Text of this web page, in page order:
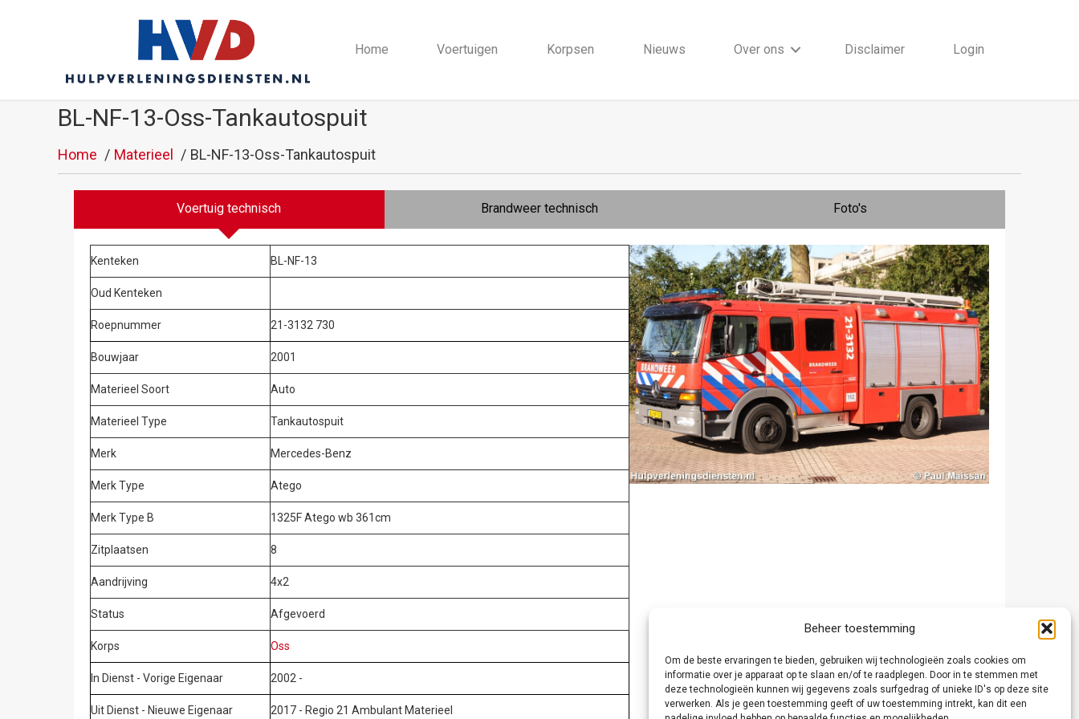
Beheer toestemming
Om de beste ervaringen te bieden, gebruiken wij technologieën zoals cookies om
informatie over je apparaat op te slaan en/of te raadplegen. Door in te stemmen met
deze technologieën kunnen wij gegevens zoals surfgedrag of unieke ID's op deze site
verwerken. Als je geen toestemming geeft of uw toestemming intrekt, kan dit een
Home Voertuigen Korpsen Nieuws Over ons Disclaimer Login
BL-NF-13-Oss-Tankautospuit
Home Materieel BL-NF-13-Oss-Tankautospuit
Voertuig technisch Brandweer technisch Foto's
Kenteken BL-NF-13
Oud Kenteken
Roepnummer 21-3132 730
Bouwjaar 2001
Materieel Soort Auto
Materieel Type Tankautospuit
Merk Mercedes-Benz
Merk Type Atego
Merk Type B 1325F Atego wb 361cm
Zitplaatsen 8
Aandrijving 4x2
Status Afgevoerd
Korps Oss
In Dienst - Vorige Eigenaar 2002 -
Uit Dienst - Nieuwe Eigenaar 2017 - Regio 21 Ambulant Materieel